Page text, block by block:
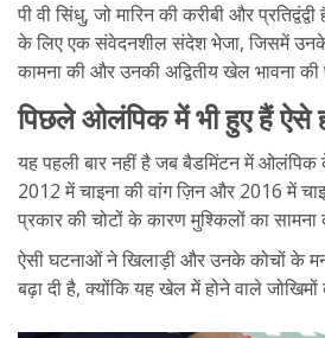
पी वी सिंधु, जो मारिन की करीबी और
के लिए एक संवेदनशील संदेश भेजा, जिसमें
कामना की और उनकी अद्वितीय खेल भावना
पिछले ओलंपिक में भी हुए हैं ऐसे
यह पहली बार नहीं है जब बैडमिंटन में ओलंपिक
2012 में चाइना की वांग ज़िन और 2016 में
प्रकार की चोटों के कारण मुश्किलों का
ऐसी घटनाओं ने खिलाड़ी और उनके कोचों के मन
बढ़ा दी है, क्योंकि यह खेल में होने वाले